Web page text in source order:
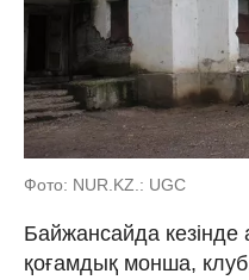
Фото: NUR.KZ.: UGC
Байжансайда кезінде
қоғамдық монша,